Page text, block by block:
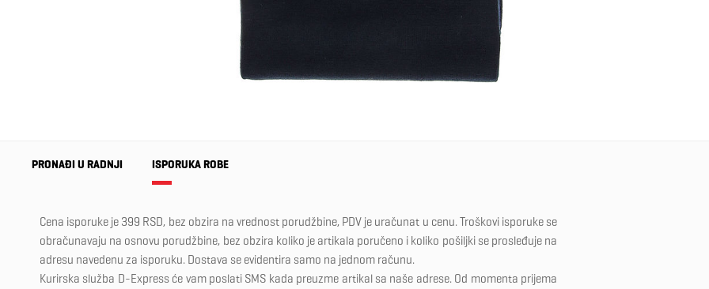
PRONAĐI U RADNJI ISPORUKA ROBE
Cena isporuke je 399 RSD, bez obzira na vrednost porudžbine, PDV je uračunat u cenu. Troškovi isporuke se
obračunavaju na osnovu porudžbine, bez obzira koliko je artikala poručeno i koliko pošiljki se prosleđuje na
adresu navedenu za isporuku. Dostava se evidentira samo na jednom računu.
Kurirska služba D-Express će vam poslati SMS kada preuzme artikal sa naše adrese. Od momenta prijema